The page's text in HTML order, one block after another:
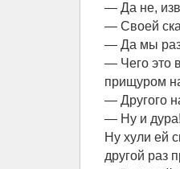
— Да не,
— Своей
— Да мы
— Чего это
прищуром
— Другого
— Ну и
Ну хули ей
другой раз